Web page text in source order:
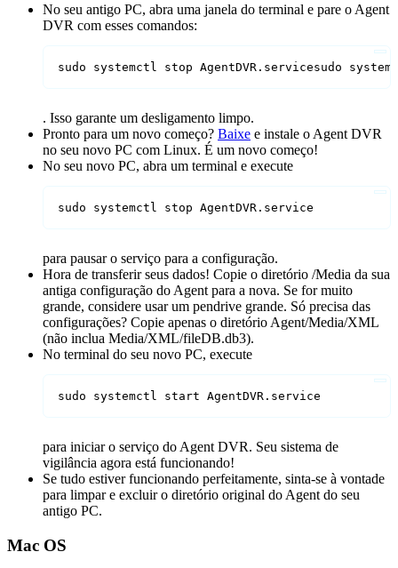
No seu antigo PC, abra uma janela do terminal e pare o Agent
DVR com esses comandos:
sudo systemctl stop AgentDVR.servicesudo
. Isso garante um desligamento limpo.
Pronto para um novo começo? Baixe e instale o Agent DVR
no seu novo PC com Linux. É um novo começo!
No seu novo PC, abra um terminal e execute
sudo systemctl stop AgentDVR.service
para pausar o serviço para a configuração.
Hora de transferir seus dados! Copie o diretório /Media da sua
antiga configuração do Agent para a nova. Se for muito
grande, considere usar um pendrive grande. Só precisa das
configurações? Copie apenas o diretório Agent/Media/XML
(não inclua Media/XML/fileDB.db3).
No terminal do seu novo PC, execute
sudo systemctl start AgentDVR.service
para iniciar o serviço do Agent DVR. Seu sistema de
vigilância agora está funcionando!
Se tudo estiver funcionando perfeitamente, sinta-se à vontade
para limpar e excluir o diretório original do Agent do seu
antigo PC.
Mac OS